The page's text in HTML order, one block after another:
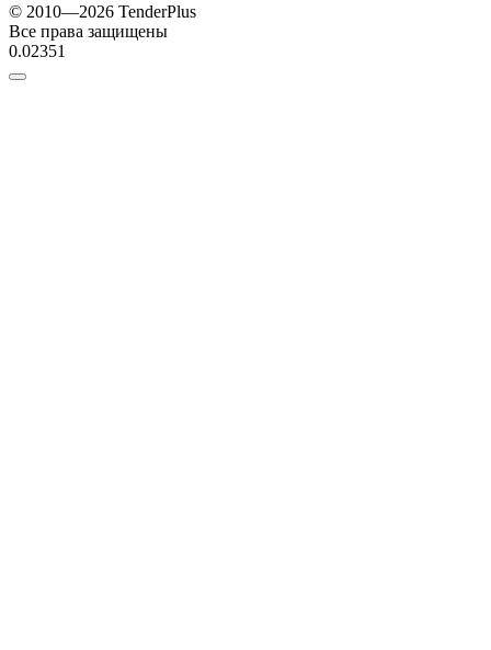
© 2010—2026 TenderPlus
Все права защищены
0.02351